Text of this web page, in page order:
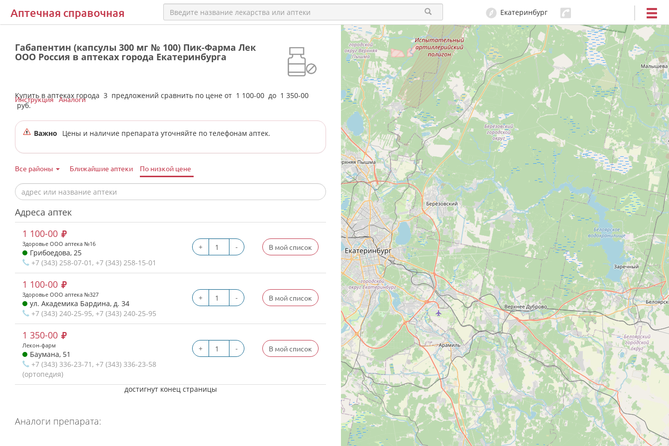
Аптечная справочная Екатеринбург
Габапентин (капсулы 300 мг № 100) Пик-Фарма Лек
ООО Россия в аптеках города Екатеринбурга
Купить в аптеках города 3 предложений сравнить по цене от 1 100-00 до 1 350-00
руб.
Инструкция Аналоги
Важно Цены и наличие препарата уточняйте по телефонам аптек.
Все районы Ближайшие аптеки По низкой цене
Адреса аптек
+ - В мой список
1 100-00
Здоровье ООО аптека №16
Грибоедова, 25
+7 (343) 258-07-01, +7 (343) 258-15-01
+ - В мой список
1 100-00
Здоровье ООО аптека №327
ул. Академика Бардина, д. 34
+7 (343) 240-25-95, +7 (343) 240-25-95
+ - В мой список
1 350-00
Лекон-фарм
Баумана, 51
+7 (343) 336-23-71, +7 (343) 336-23-58
(ортопедия)
достигнут конец страницы
Аналоги препарата: